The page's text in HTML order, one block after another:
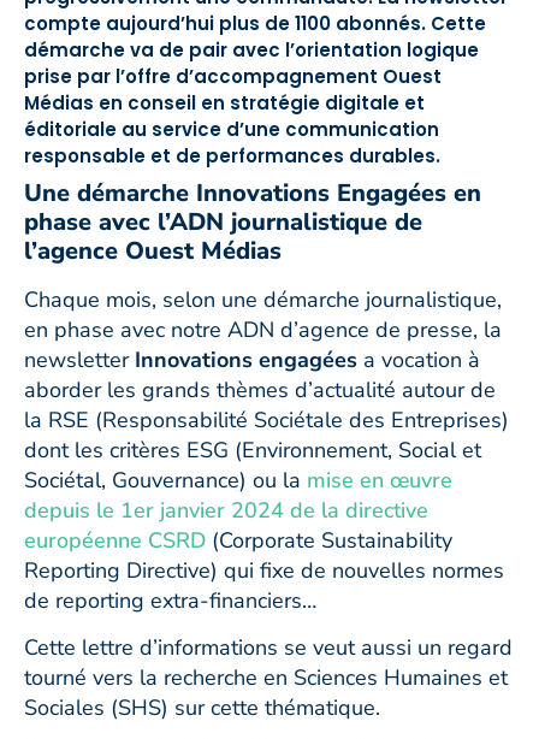
compte aujourd’hui plus de 1100 abonnés. Cette
démarche va de pair avec l’orientation logique
prise par l’offre d’accompagnement Ouest
Médias en conseil en stratégie digitale et
éditoriale au service d’une communication
responsable et de performances durables.
Une démarche Innovations Engagées en
phase avec l’ADN journalistique de
l’agence Ouest Médias
Chaque mois, selon une démarche journalistique,
en phase avec notre ADN d’agence de presse, la
newsletter Innovations engagées a vocation à
aborder les grands thèmes d’actualité autour de
la RSE (Responsabilité Sociétale des Entreprises)
dont les critères ESG (Environnement, Social et
Sociétal, Gouvernance) ou la mise en œuvre
depuis le 1er janvier 2024 de la directive
européenne CSRD (Corporate Sustainability
Reporting Directive) qui fixe de nouvelles normes
de reporting extra-financiers…
Cette lettre d’informations se veut aussi un regard
tourné vers la recherche en Sciences Humaines et
Sociales (SHS) sur cette thématique.